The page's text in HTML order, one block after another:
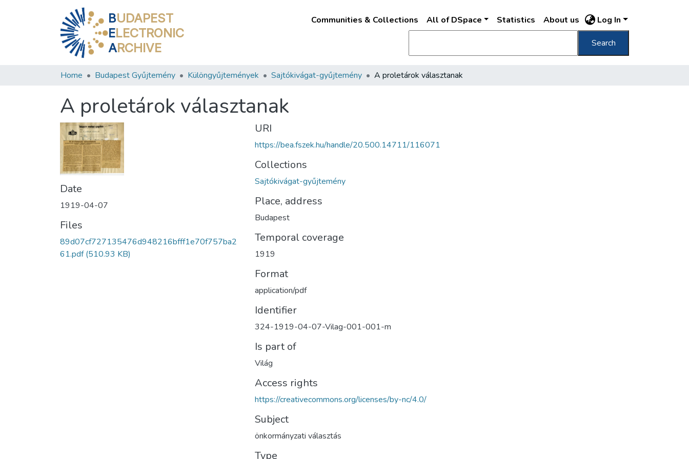
BUDAPEST
ELECTRONIC
ARCHIVE
Communities & Collections All of DSpace Statistics About us Log In
Search
Home Budapest Gyűjtemény Különgyűjtemények Sajtókivágat-gyűjtemény A proletárok választanak
A proletárok választanak
Date
1919-04-07
Files
89d07cf727135476d948216bfff1e70f757ba2
61.pdf(510.93 KB)
URI
https://bea.fszek.hu/handle/20.500.14711/116071
Collections
Sajtókivágat-gyűjtemény
Place, address
Budapest
Temporal coverage
1919
Format
application/pdf
Identifier
324-1919-04-07-Vilag-001-001-m
Is part of
Világ
Access rights
https://creativecommons.org/licenses/by-nc/4.0/
Subject
önkormányzati választás
Type